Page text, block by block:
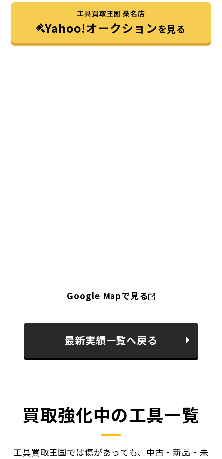
工具買取王国 桑名店
Yahoo!オークションを見る
Google Mapで見る
最新実績一覧へ戻る
買取強化中の工具一覧
工具買取王国では傷があっても、中古・新品・未